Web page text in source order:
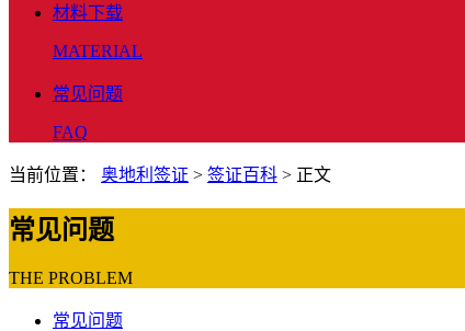
材料下载
MATERIAL
常见问题
FAQ
当前位置： 奥地利签证 > 签证百科 > 正文
常见问题
THE PROBLEM
常见问题